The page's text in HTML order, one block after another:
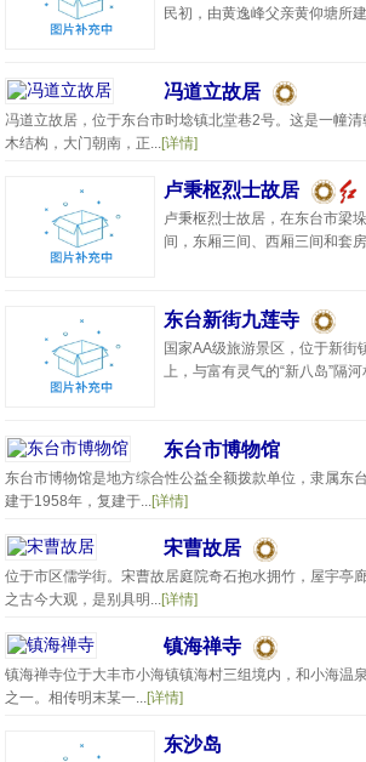
民初，由黄逸峰父亲黄仰塘所
冯道立故居
冯道立故居，位于东台市时埝镇北堂巷2号。这是一幢
木结构，大门朝南，正...[详情]
卢秉枢烈士故居
卢秉枢烈士故居，在东台市梁
间，东厢三间、西厢三间和套
东台新街九莲寺
国家AA级旅游景区，位于新街
上，与富有灵气的“新八岛”隔
东台市博物馆
东台市博物馆是地方综合性公益全额拨款单位，隶属东
建于1958年，复建于...[详情]
宋曹故居
位于市区儒学街。宋曹故居庭院奇石抱水拥竹，屋宇亭
之古今大观，是别具明...[详情]
镇海禅寺
镇海禅寺位于大丰市小海镇镇海村三组境内，和小海温
之一。相传明末某一...[详情]
东沙岛